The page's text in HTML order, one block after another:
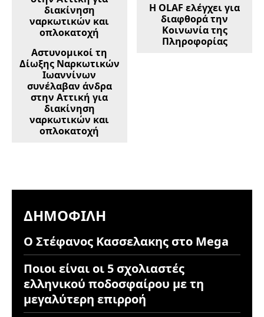
Αστυνομικοί τη
Δίωξης Ναρκωτικών
Ιωαννίνων
συνέλαβαν άνδρα
στην Αττική για
διακίνηση
ναρκωτικών και
οπλοκατοχή
Η OLAF ελέγχει για
διαφθορά την
Κοινωνία της
Πληροφορίας
ΔΗΜΟΦΙΛΉ
Ο Στέφανος Κασσελακης στο Mega
Ποιοι είναι οι 5 σχολιαστές
ελληνικού ποδοσφαίρου με τη
μεγαλύτερη επιρροή